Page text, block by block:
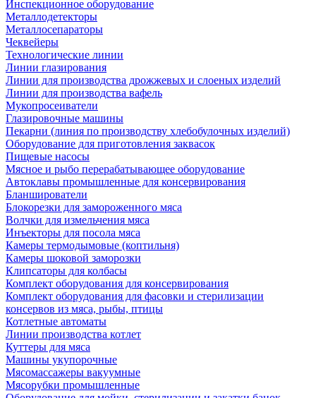
Инспекционное оборудование
Металлодетекторы
Металлосепараторы
Чеквейеры
Технологические линии
Линии глазирования
Линии для производства дрожжевых и слоеных изделий
Линии для производства вафель
Мукопросеиватели
Глазировочные машины
Пекарни (линия по производству хлебобулочных изделий)
Оборудование для приготовления заквасок
Пищевые насосы
Мясное и рыбо перерабатывающее оборудование
Автоклавы промышленные для консервирования
Бланширователи
Блокорезки для замороженного мяса
Волчки для измельчения мяса
Инъекторы для посола мяса
Камеры термодымовые (коптильня)
Камеры шоковой заморозки
Клипсаторы для колбасы
Комплект оборудования для консервирования
Комплект оборудования для фасовки и стерилизации
консервов из мяса, рыбы, птицы
Котлетные автоматы
Линии производства котлет
Куттеры для мяса
Машины укупорочные
Мясомассажеры вакуумные
Мясорубки промышленные